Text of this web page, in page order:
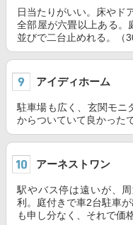
日当たりがいい。床やド
全部屋が六畳以上ある。
並びで二台止めれる。（
アイディホーム
駐車場も広く、玄関モニ
からついていて良かった
アーネストワン
駅やバス停は遠いが、
利。庭付きで車2台駐車
も申し分なく、それで価